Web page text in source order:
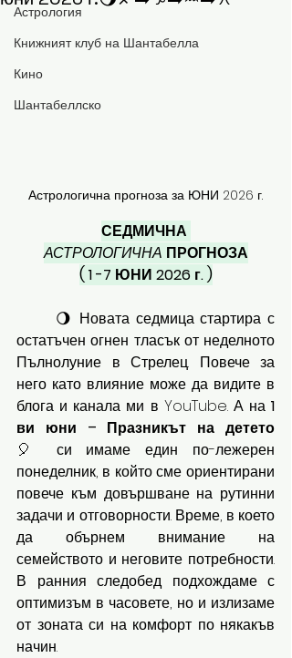
Астрология
Книжният клуб на Шантабелла
Кино
Шантабеллско
Астрологична прогноза за ЮНИ 2026 г.
СЕДМИЧНА
АСТРОЛОГИЧНА ПРОГНОЗА
( 1 -7 ЮНИ 2026 г. )
остатъчен огнен тласък от неделното
Пълнолуние в Стрелец. Повече за
него като влияние може да видите в
блога и канала ми в YouTube. А на 1
ви юни – Празникът на детето
🎈 си имаме един по-лежерен
понеделник, в който сме ориентирани
повече към довършване на рутинни
задачи и отговорности. Време, в което
да обърнем внимание на
семейството и неговите потребности.
В ранния следобед подхождаме с
оптимизъм в часовете, но и излизаме
от зоната си на комфорт по някакъв
начин.